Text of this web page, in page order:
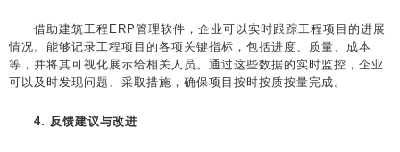
借助建筑工程ERP管理软件，企业可以实时跟踪工程项目的进展
情况。能够记录工程项目的各项关键指标，包括进度、质量、成本
等，并将其可视化展示给相关人员。通过这些数据的实时监控，企业
可以及时发现问题、采取措施，确保项目按时按质按量完成。
4. 反馈建议与改进